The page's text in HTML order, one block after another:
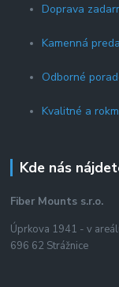
Doprava
Kamenná
Odborné
Kvalitné a
Kde nás
Fiber Mounts s.r.o.
Úprkova 1941 - v
696 62 Strážnice